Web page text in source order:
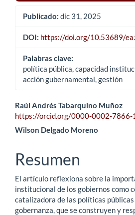
Publicado: dic 31, 2025
DOI: https://doi.org/10.53689/
Palabras clave:
política pública, capacidad
acción gubernamental, gestión
Contenido
principal
artículo
Raúl Andrés Tabarquino Muñoz
https://orcid.org/0000-0002-7866-
Wilson Delgado Moreno
Resumen
El artículo reflexiona sobre la
institucional de los gobiernos como
catalizadora de las políticas
gobernanza, que se construyen y